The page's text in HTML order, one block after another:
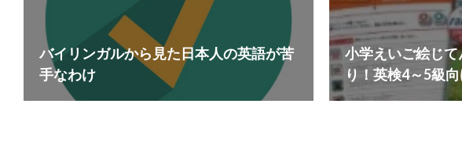
バイリンガルから見た日本人の英語が苦
手なわけ
小学えいご絵じ
り！英検4～5級